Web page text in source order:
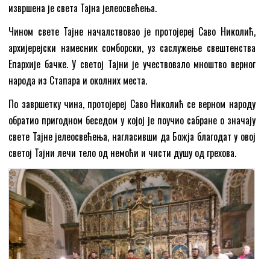
извршена је света Тајна јелеосвећења.
Чином свете Тајне началствовао је протојереј Саво Николић,
архијерејски намесник сомборски, уз саслужење свештенства
Епархије бачке. У светој Тајни је учествовало мноштво верног
народа из Стапара и околних места.
По завршетку чина, протојереј Саво Николић се верном народу
обратио пригодном беседом у којој је поучио сабране о значају
свете Тајне јелеосвећења, нагласивши да Божја благодат у овој
светој Тајни лечи тело од немоћи и чисти душу од грехова.